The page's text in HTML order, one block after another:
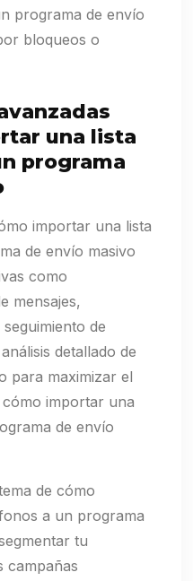
programa de envío
bloqueos o
una lista
programa
importar una lista
de envío masivo
como
mensajes,
de
detallado de
para maximizar el
cómo importar una
de envío
de cómo
a un programa
tu
campañas